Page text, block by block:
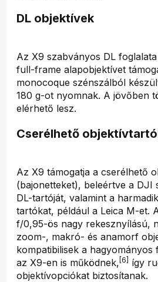
DL objektívek
Az X9 szabványos DL
full-frame alapobjektívet
monocoque szénszálból
180 g-ot nyomnak. A jövőben
elérhető lesz.
Cserélhető
Az X9 támogatja a cserélhető
(bajonetteket), beleértve a DJI
DL-tartóját, valamint a
tartókat, például a Leica M-et.
f/0,95-ös nagy rekesznyílású,
zoom-, makró- és anamorf
kompatibilisek a hagyományos
az X9-en is működnek, [6] így
objektívopciókat biztosítanak.